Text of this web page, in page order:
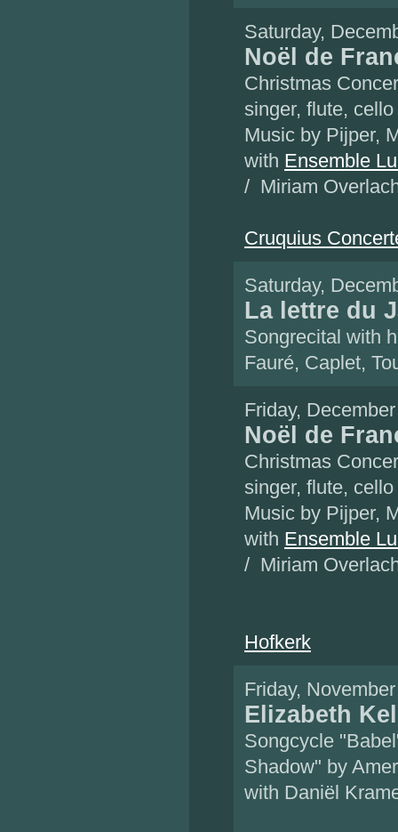
Saturday,
Noël de
Christmas
singer, flute,
Music by Pijper,
with Ensemble
/ Miriam
Cruquius
Saturday,
La lettre du
Songrecital with
Fauré, Caplet,
Friday,
Noël de
Christmas
singer, flute,
Music by Pijper,
with Ensemble
/ Miriam
Hofkerk
Friday,
Elizabeth
Songcycle
Shadow" by
with Daniël